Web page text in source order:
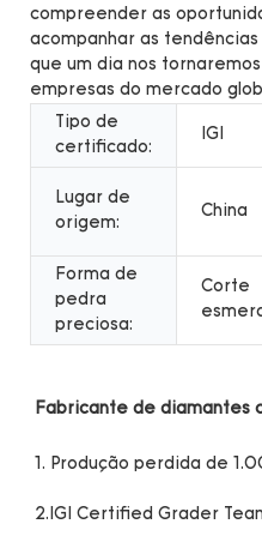
compreender as
acompanhar as
que um dia nos
empresas do mercado
Tipo de
certificado:
IGI
Lugar de
origem:
China
Forma de
pedra
preciosa:
Corte